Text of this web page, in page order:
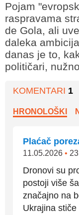
Pojam
raspravama
de Gola, ali
daleka
danas je to,
političari,
KOMENTARI 1
HRONOLOŠKI
Plaćač
11.05.2026 •
Dronovi su
postoji više
značajno na
Ukrajina